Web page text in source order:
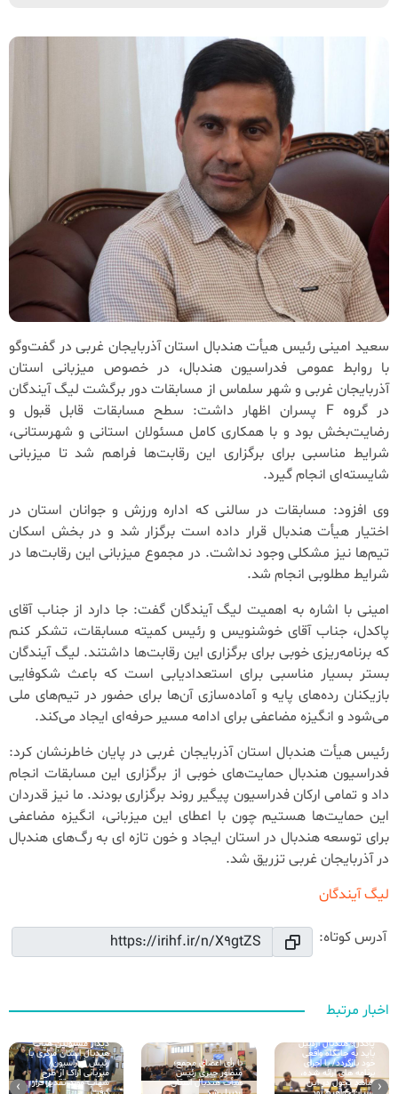
سعید امینی رئیس هیأت هندبال استان آذربایجان غربی در گفت‌وگو
با روابط عمومی فدراسیون هندبال، در خصوص میزبانی استان
آذربایجان غربی و شهر سلماس از مسابقات دور برگشت لیگ آیندگان
در گروه F پسران اظهار داشت: سطح مسابقات قابل قبول و
رضایت‌بخش بود و با همکاری کامل مسئولان استانی و شهرستانی،
شرایط مناسبی برای برگزاری این رقابت‌ها فراهم شد تا میزبانی
شایسته‌ای انجام گیرد.
وی افزود: مسابقات در سالنی که اداره ورزش و جوانان استان در
اختیار هیأت هندبال قرار داده است برگزار شد و در بخش اسکان
تیم‌ها نیز مشکلی وجود نداشت. در مجموع میزبانی این رقابت‌ها در
شرایط مطلوبی انجام شد.
امینی با اشاره به اهمیت لیگ آیندگان گفت: جا دارد از جناب آقای
پاکدل، جناب آقای خوشنویس و رئیس کمیته مسابقات، تشکر کنم
که برنامه‌ریزی خوبی برای برگزاری این رقابت‌ها داشتند. لیگ آیندگان
بستر بسیار مناسبی برای استعدادیابی است که باعث شکوفایی
بازیکنان رده‌های پایه و آماده‌سازی آن‌ها برای حضور در تیم‌های ملی
می‌شود و انگیزه مضاعفی برای ادامه مسیر حرفه‌ای ایجاد می‌کند.
رئیس هیأت هندبال استان آذربایجان غربی در پایان خاطرنشان کرد:
فدراسیون هندبال حمایت‌های خوبی از برگزاری این مسابقات انجام
داد و تمامی ارکان فدراسیون پیگیر روند برگزاری بودند. ما نیز قدردان
این حمایت‌ها هستیم چون با اعطای این میزبانی، انگیزه مضاعفی
برای توسعه هندبال در استان ایجاد و خون تازه ای به رگ‌های هندبال
در آذربایجان غربی تزریق شد.
لیگ آیندگان
آدرس کوتاه:
اخبار مرتبط
پاکدل: هندبال اردبیل
باید به جایگاه واقعی
خود بازگردد/ با اجرای
برنامه های ارائه شده،
شاهد تحول در این
با رأی اعضای مجمع؛
منصور جبری رئیس
هیأت هندبال استان
دیدار مسئولین هیات
هندبال استان مرکزی با
رئیس فدراسیون/
میزبانی اراک از طرح
شهاب مورد تقدیر قرار
‹
›